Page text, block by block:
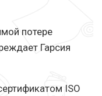
потере
Гарсия
ISO